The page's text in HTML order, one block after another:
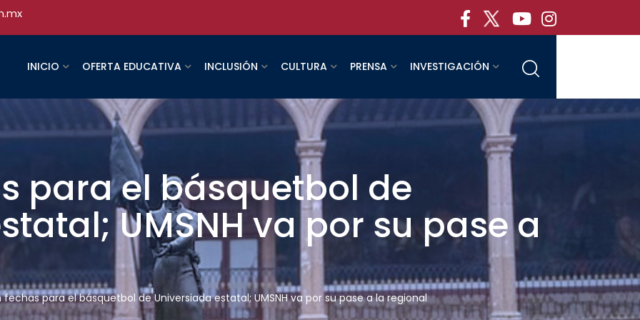
INICIO OFERTA EDUCATIVA INCLUSIÓN CULTURA PRENSA INVESTIGACIÓN
para el básquetbol de
UMSNH va por su pase a
fechas para el básquetbol de Universiada estatal; UMSNH va por su pase a la regional